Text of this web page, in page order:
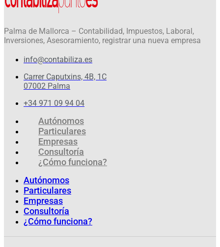
Palma de Mallorca – Contabilidad, Impuestos, Laboral,
Inversiones, Asesoramiento, registrar una nueva empresa
info@contabiliza.es
Carrer Caputxins, 4B, 1C
07002 Palma
+34 971 09 94 04
Autónomos
Particulares
Empresas
Consultoría
¿Cómo funciona?
Autónomos
Particulares
Empresas
Consultoría
¿Cómo funciona?